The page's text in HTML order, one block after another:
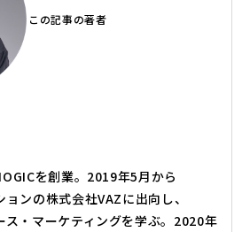
この記事の著者
を創業。2019年5月から
ンの株式会社VAZに出向し、
・マーケティングを学ぶ。2020年